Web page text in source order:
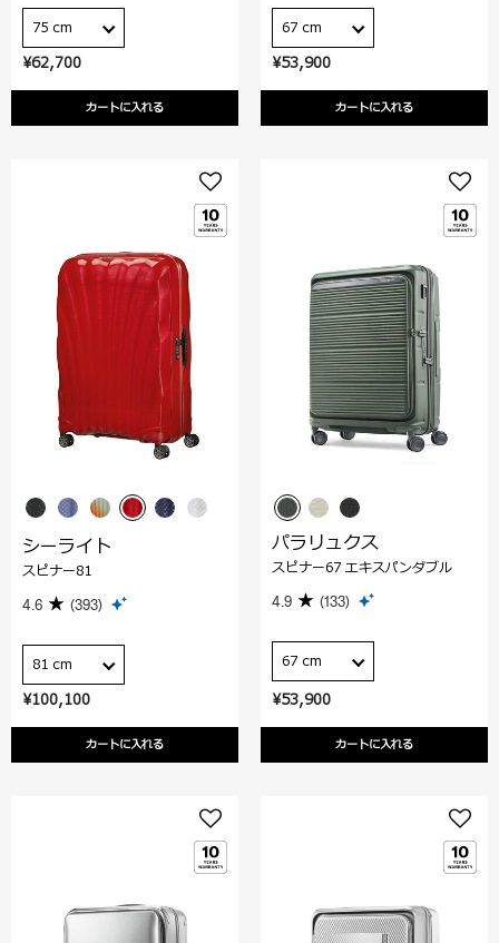
¥62,700
カートに入れる
75 cm
¥53,900
カートに入れる
67 cm
¥100,100
カートに入れる
シーライト
スピナー81
4.6 (393)
81 cm
¥53,900
カートに入れる
パラリュクス
スピナー67 エキスパンダブル
4.9 (133)
67 cm